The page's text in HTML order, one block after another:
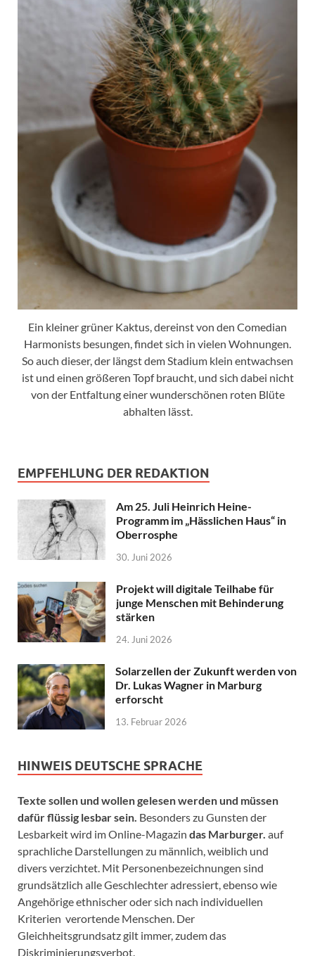
Ein kleiner grüner Kaktus, dereinst von den Comedian
Harmonists besungen, findet sich in vielen Wohnungen.
So auch dieser, der längst dem Stadium klein entwachsen
ist und einen größeren Topf braucht, und sich dabei nicht
von der Entfaltung einer wunderschönen roten Blüte
abhalten lässt.
EMPFEHLUNG DER REDAKTION
Am 25. Juli Heinrich Heine-
Programm im „Hässlichen Haus“ in
Oberrosphe
30. Juni 2026
Projekt will digitale Teilhabe für
junge Menschen mit Behinderung
stärken
24. Juni 2026
Solarzellen der Zukunft werden von
Dr. Lukas Wagner in Marburg
erforscht
13. Februar 2026
HINWEIS DEUTSCHE SPRACHE
Texte sollen und wollen gelesen werden und müssen
dafür flüssig lesbar sein. Besonders zu Gunsten der
Lesbarkeit wird im Online-Magazin das Marburger. auf
sprachliche Darstellungen zu männlich, weiblich und
divers verzichtet. Mit Personenbezeichnungen sind
grundsätzlich alle Geschlechter adressiert, ebenso wie
Angehörige ethnischer oder sich nach individuellen
Kriterien verortende Menschen. Der
Gleichheitsgrundsatz gilt immer, zudem das
Diskriminierungsverbot.